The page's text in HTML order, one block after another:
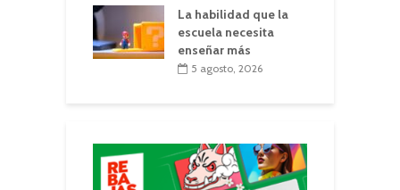
La habilidad que la
escuela necesita
enseñar más
5 agosto, 2026